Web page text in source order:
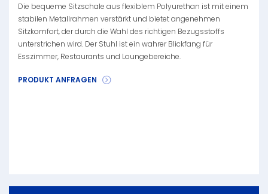
Die bequeme Sitzschale aus flexiblem Polyurethan ist mit einem
stabilen Metallrahmen verstärkt und bietet angenehmen
Sitzkomfort, der durch die Wahl des richtigen Bezugsstoffs
unterstrichen wird. Der Stuhl ist ein wahrer Blickfang für
Esszimmer, Restaurants und Loungebereiche.
PRODUKT ANFRAGEN